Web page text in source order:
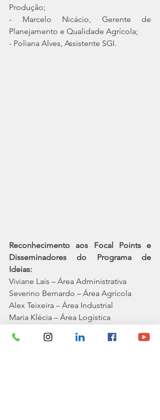
Produção;
- Marcelo Nicácio, Gerente de
Planejamento e Qualidade Agrícola;
- Poliana Alves, Assistente SGI.
Reconhecimento aos Focal Points e
Disseminadores do Programa de
Ideias:
Viviane Laís – Área Administrativa
Severino Bernardo – Área Agrícola
Alex Teixeira – Área Industrial
Maria Klécia – Área Logística
Automotiva